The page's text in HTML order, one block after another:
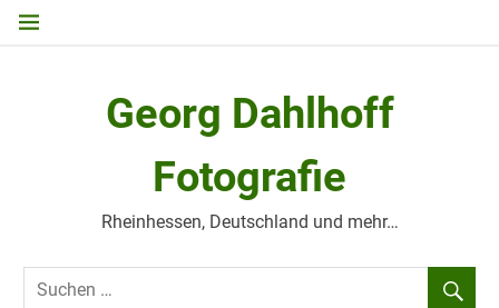
Zum
Georg Dahlhoff
Fotografie
Rheinhessen, Deutschland und mehr…